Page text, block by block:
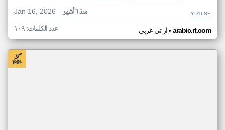
Jan 16, 2026
منذ ٦ أشهر YD16SE
ار تي عربي• arabic.rt.com عدد الكلمات: ١٠٩